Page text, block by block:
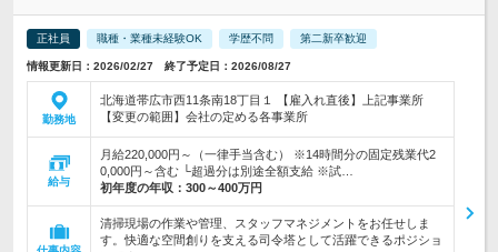
正社員 職種・業種未経験OK 学歴不問 第二新卒歓迎
情報更新日：2026/02/27 終了予定日：2026/08/27
勤務地
北海道帯広市西11条南18丁目１ 【雇入れ直後】上記事業所
【変更の範囲】会社の定める各事業所
給与
月給220,000円～（一律手当含む） ※14時間分の固定残業代2
0,000円～含む └超過分は別途全額支給 ※試…
初年度の年収： 300～400万円
清掃現場の作業や管理、スタッフマネジメントをお任せしま
す。快適な空間創りを支える司令塔として活躍できるポジショ